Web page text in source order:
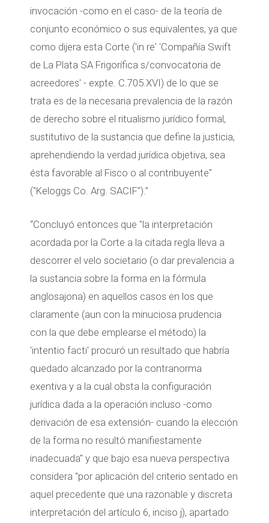
invocación -como en el caso- de la teoría de
conjunto económico o sus equivalentes, ya que
como dijera esta Corte ('in re' 'Compañía Swift
de La Plata SA Frigorífica s/convocatoria de
acreedores' - expte. C.705.XVI) de lo que se
trata es de la necesaria prevalencia de la razón
de derecho sobre el ritualismo jurídico formal,
sustitutivo de la sustancia que define la justicia,
aprehendiendo la verdad jurídica objetiva, sea
ésta favorable al Fisco o al contribuyente"
("Keloggs Co. Arg. SACIF").”
“Concluyó entonces que "la interpretación
acordada por la Corte a la citada regla lleva a
descorrer el velo societario (o dar prevalencia a
la sustancia sobre la forma en la fórmula
anglosajona) en aquellos casos en los que
claramente (aun con la minuciosa prudencia
con la que debe emplearse el método) la
'intentio facti' procuró un resultado que habría
quedado alcanzado por la contranorma
exentiva y a la cual obsta la configuración
jurídica dada a la operación incluso -como
derivación de esa extensión- cuando la elección
de la forma no resultó manifiestamente
inadecuada" y que bajo esa nueva perspectiva
considera "por aplicación del criterio sentado en
aquel precedente que una razonable y discreta
interpretación del artículo 6, inciso j), apartado